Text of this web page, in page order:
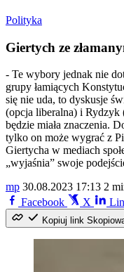
Polityka
Giertych ze
- Te wybory jednak nie
grupy łamiących
się nie uda, to dyskusje
(opcja liberalna) i Rydzyk
będzie miała znaczenia.
tylko on może wygrać z
Giertycha w mediach
„wyjaśnia” swoje
mp 30.08.2023 17:13 2
Facebook
X
Kopiuj link